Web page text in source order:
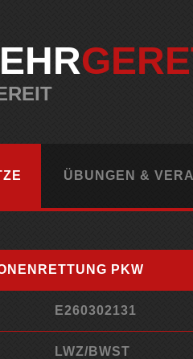
ÜBUNGEN &
PKW
E260302131
LWZ/BWST